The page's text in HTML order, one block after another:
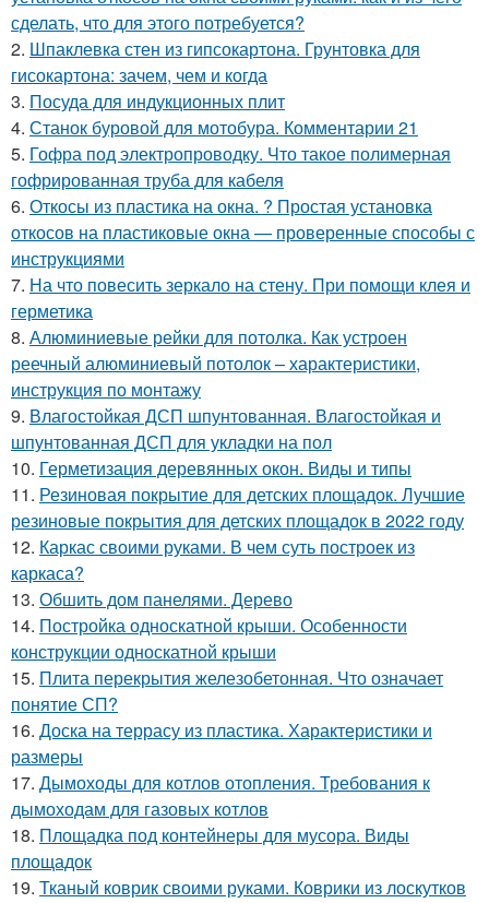
сделать, что для этого потребуется?
2. Шпаклевка стен из гипсокартона. Грунтовка для
гисокартона: зачем, чем и когда
3. Посуда для индукционных плит
4. Станок буровой для мотобура. Комментарии 21
5. Гофра под электропроводку. Что такое полимерная
гофрированная труба для кабеля
6. Откосы из пластика на окна. ? Простая установка
откосов на пластиковые окна — проверенные способы с
инструкциями
7. На что повесить зеркало на стену. При помощи клея и
герметика
8. Алюминиевые рейки для потолка. Как устроен
реечный алюминиевый потолок – характеристики,
инструкция по монтажу
9. Влагостойкая ДСП шпунтованная. Влагостойкая и
шпунтованная ДСП для укладки на пол
10. Герметизация деревянных окон. Виды и типы
11. Резиновая покрытие для детских площадок. Лучшие
резиновые покрытия для детских площадок в 2022 году
12. Каркас своими руками. В чем суть построек из
каркаса?
13. Обшить дом панелями. Дерево
14. Постройка односкатной крыши. Особенности
конструкции односкатной крыши
15. Плита перекрытия железобетонная. Что означает
понятие СП?
16. Доска на террасу из пластика. Характеристики и
размеры
17. Дымоходы для котлов отопления. Требования к
дымоходам для газовых котлов
18. Площадка под контейнеры для мусора. Виды
площадок
19. Тканый коврик своими руками. Коврики из лоскутков